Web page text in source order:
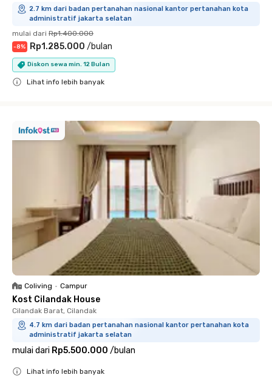
2.7 km dari badan pertanahan nasional kantor pertanahan kota
administratif jakarta selatan
mulai dari Rp1.400.000
-8% Rp1.285.000 /bulan
Diskon sewa min. 12 Bulan
Lihat info lebih banyak
Coliving • Campur
Kost Cilandak House
Cilandak Barat, Cilandak
4.7 km dari badan pertanahan nasional kantor pertanahan kota
administratif jakarta selatan
mulai dari Rp5.500.000 /bulan
Lihat info lebih banyak